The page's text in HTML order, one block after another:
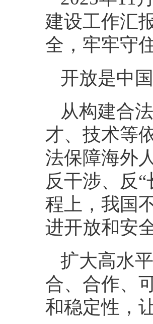
建设工作汇
全，牢牢守
开放是中
从构建合
才、技术等
法保障海外
反干涉、反
程上，我国
进开放和安
扩大高水
合、合作、
和稳定性，